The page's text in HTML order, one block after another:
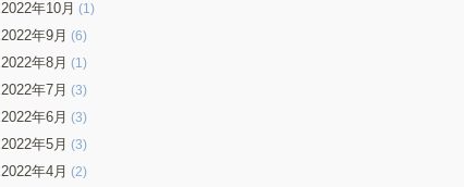
2022年10月 (1)
2022年9月 (6)
2022年8月 (1)
2022年7月 (3)
2022年6月 (3)
2022年5月 (3)
2022年4月 (2)